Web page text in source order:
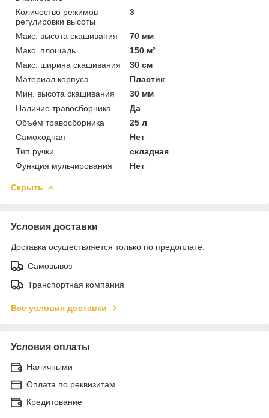
Количество режимов
регулировки высоты
3
Макс. высота скашивания
70 мм
Макс. площадь
150 м²
Макс. ширина скашивания
30 см
Материал корпуса
Пластик
Мин. высота скашивания
30 мм
Наличие травосборника
Да
Объём травосборника
25 л
Самоходная
Нет
Тип ручки
складная
Функция мульчирования
Нет
Скрыть
Условия доставки
Доставка осуществляется только по предоплате.
Самовывоз
Транспортная компания
Все условия доставки
Условия оплаты
Наличными
Оплата по реквизитам
Кредитование